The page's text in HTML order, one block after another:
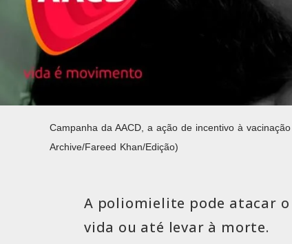
Campanha da AACD, a ação de incentivo à
Archive/Fareed Khan/Edição)
A poliomielite pode atacar
vida ou até levar à morte.